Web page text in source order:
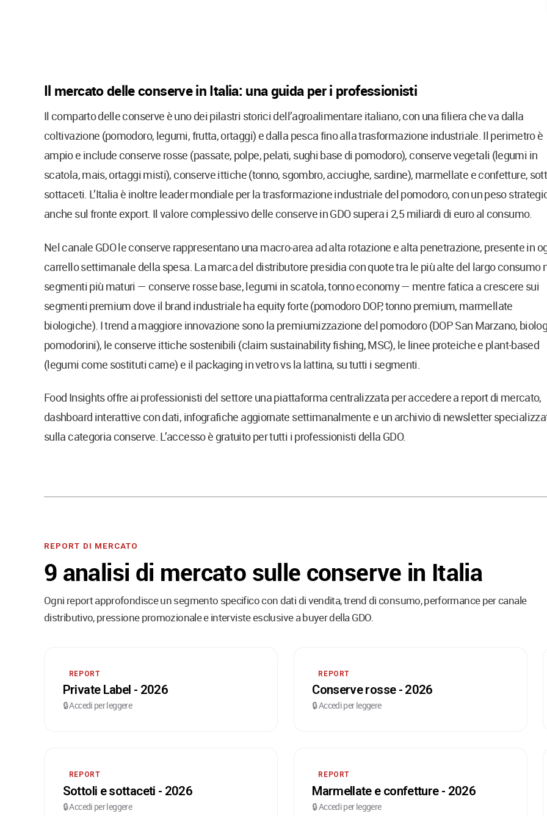
Il mercato delle conserve in Italia: una guida per i professionisti
Il comparto delle conserve è uno dei pilastri storici dell’agroalimentare italiano, con una filiera che va dalla
coltivazione (pomodoro, legumi, frutta, ortaggi) e dalla pesca fino alla trasformazione industriale. Il perimetro è
ampio e include conserve rosse (passate, polpe, pelati, sughi base di pomodoro), conserve vegetali (legumi in
scatola, mais, ortaggi misti), conserve ittiche (tonno, sgombro, acciughe, sardine), marmellate e confetture,
sottaceti. L’Italia è inoltre leader mondiale per la trasformazione industriale del pomodoro, con un peso
anche sul fronte export. Il valore complessivo delle conserve in GDO supera i 2,5 miliardi di euro al consumo.
Nel canale GDO le conserve rappresentano una macro-area ad alta rotazione e alta penetrazione, presente in
carrello settimanale della spesa. La marca del distributore presidia con quote tra le più alte del largo consumo
segmenti più maturi — conserve rosse base, legumi in scatola, tonno economy — mentre fatica a crescere sui
segmenti premium dove il brand industriale ha equity forte (pomodoro DOP, tonno premium, marmellate
biologiche). I trend a maggiore innovazione sono la premiumizzazione del pomodoro (DOP San Marzano,
pomodorini), le conserve ittiche sostenibili (claim sustainability fishing, MSC), le linee proteiche e plant-based
(legumi come sostituti carne) e il packaging in vetro vs la lattina, su tutti i segmenti.
Food Insights offre ai professionisti del settore una piattaforma centralizzata per accedere a report di mercato,
dashboard interattive con dati, infografiche aggiornate settimanalmente e un archivio di newsletter
sulla categoria conserve. L’accesso è gratuito per tutti i professionisti della GDO.
REPORT DI MERCATO
9 analisi di mercato sulle conserve in Italia
Ogni report approfondisce un segmento specifico con dati di vendita, trend di consumo, performance per canale
distributivo, pressione promozionale e interviste esclusive a buyer della GDO.
REPORT
Private Label - 2026
🔒 Accedi per leggere
REPORT
Conserve rosse - 2026
🔒 Accedi per leggere
REPORT
Sottoli e sottaceti - 2026
🔒 Accedi per leggere
REPORT
Marmellate e confetture - 2026
🔒 Accedi per leggere